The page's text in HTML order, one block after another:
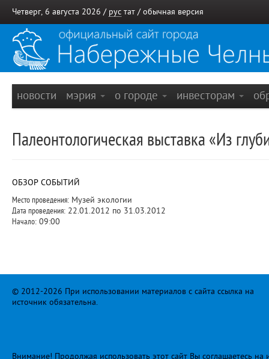
Четверг, 6 августа 2026 / рус тат / обычная версия
новости мэрия о городе инвесторам
Палеонтологическая выставка «Из
ОБЗОР СОБЫТИЙ
Место проведения: Музей экологии
Дата проведения: 22.01.2012 по 31.03.2012
Начало: 09:00
© 2012-2026 При использовании материалов с сайта ссылка на
источник обязательна.
Внимание! Продолжая использовать этот сайт Вы соглашаетесь